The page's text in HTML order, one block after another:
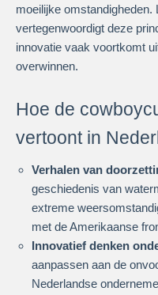
moeilijke
vertegenwoordigt deze
innovatie vaak voortkomt
overwinnen.
Hoe de
vertoont in
Verhalen van
geschiedenis van
extreme
met de Amerikaanse
Innovatief denken
aanpassen aan de
Nederlandse